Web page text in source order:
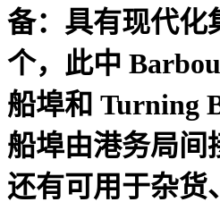
备：具有现代化
个，此中
船埠和 Turning
船埠由港务局间
还有可用于杂货